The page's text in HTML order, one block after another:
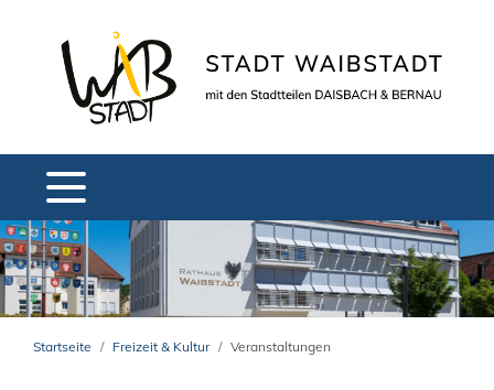
Startseite Freizeit & Kultur Veranstaltungen